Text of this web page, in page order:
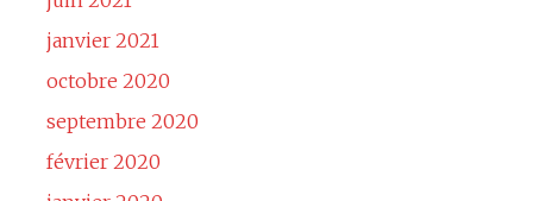
janvier 2021
octobre 2020
septembre 2020
février 2020